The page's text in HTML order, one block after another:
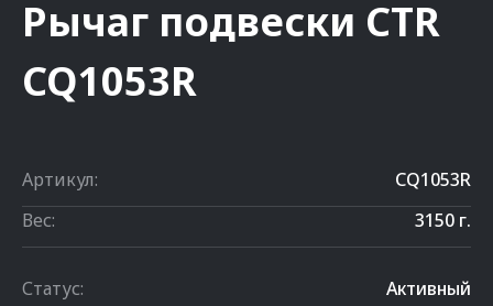
Рычаг подвески CTR
CQ1053R
Артикул:
CQ1053R
Вес:
3150 г.
Статус: Активный